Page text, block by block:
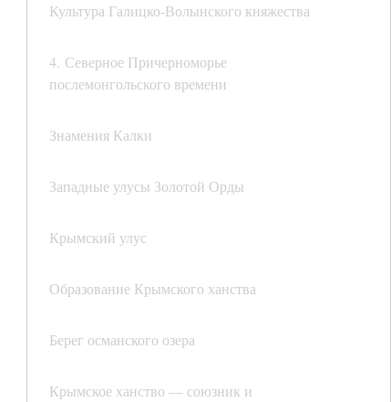
Культура Галицко-Волынского княжества
4. Северное Причерноморье
послемонгольского времени
Знамения Калки
Западные улусы Золотой Орды
Крымский улус
Образование Крымского ханства
Берег османского озера
Крымское ханство — союзник и